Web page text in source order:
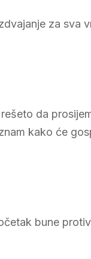
za sva
da
kako će
bune